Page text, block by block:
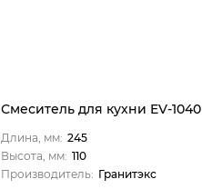
Смеситель для кухни EV-1040
Длина, мм: 245
Высота, мм: 110
Производитель: Гранитэкс